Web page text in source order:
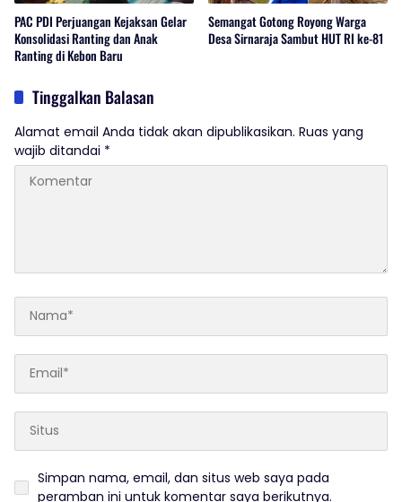
PAC PDI Perjuangan Kejaksan Gelar
Konsolidasi Ranting dan Anak
Ranting di Kebon Baru
Semangat Gotong Royong Warga
Desa Sirnaraja Sambut HUT RI ke-81
Tinggalkan Balasan
Alamat email Anda tidak akan dipublikasikan. Ruas yang
wajib ditandai *
Simpan nama, email, dan situs web saya pada
peramban ini untuk komentar saya berikutnya.